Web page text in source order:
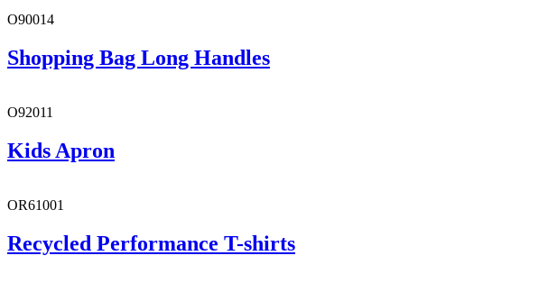
O90014
Shopping Bag Long Handles
O92011
Kids Apron
OR61001
Recycled Performance T-shirts